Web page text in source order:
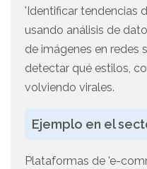
'Identificar tendencias
usando análisis de
de imágenes en redes
detectar qué estilos,
volviendo virales.
Ejemplo en el
Plataformas de 'e-